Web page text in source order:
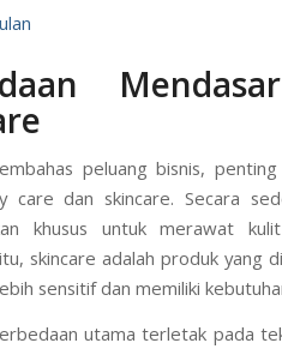
peluang bisnis,
care dan skincare. Secara
khusus untuk merawat
skincare adalah produk yang
sensitif dan memiliki
utama terletak pada